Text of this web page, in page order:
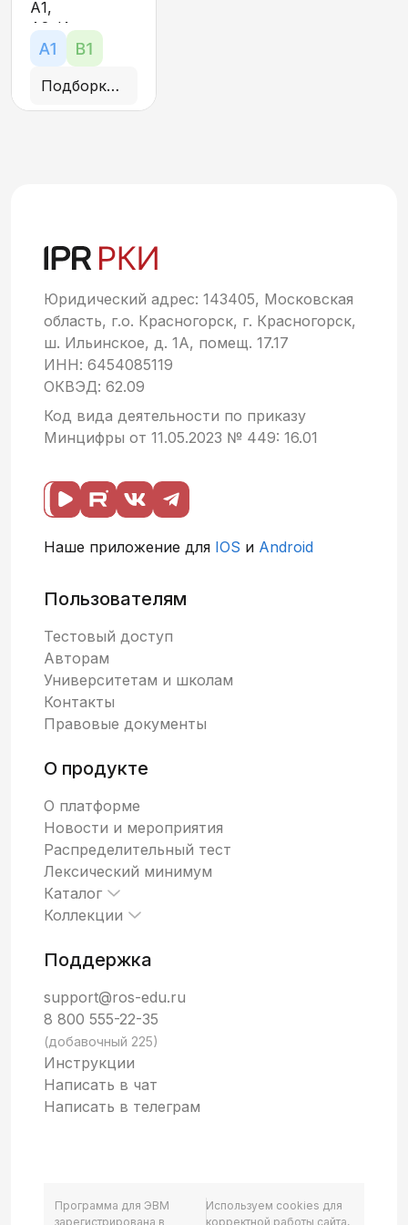
минут.
отличия
А1,
А2. Играем в
популярную
детскую игру
и повторяем
конструкции
одинаковых
снеговиков и
свой выбор
Подборка иллюстраций
Юридический адрес: 143405, Московская
область, г.о. Красногорск, г. Красногорск,
ш. Ильинское, д. 1А, помещ. 17.17
ИНН: 6454085119
ОКВЭД: 62.09
Код вида деятельности по приказу
Минцифры от 11.05.2023 № 449: 16.01
Наше приложение для IOS и Android
Пользователям
Тестовый доступ
Авторам
Университетам и школам
Контакты
Правовые документы
О продукте
О платформе
Новости и мероприятия
Распределительный тест
Лексический минимум
Каталог
Коллекции
Поддержка
support@ros-edu.ru
8 800 555-22-35
(добавочный 225)
Инструкции
Написать в чат
Написать в телеграм
Программа для ЭВМ
зарегистрирована в
Используем cookies для
корректной работы сайта,